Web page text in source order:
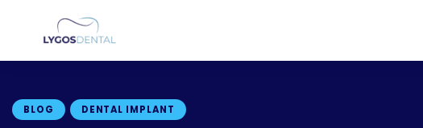
BLOG DENTAL IMPLANT